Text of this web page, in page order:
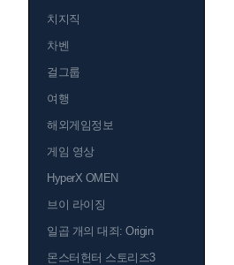
치지직
차벤
걸그룹
여행
해외게임정보
게임 영상
HyperX OMEN
브이 라이징
일곱 개의 대죄: Origin
몬스터헌터 스토리즈3